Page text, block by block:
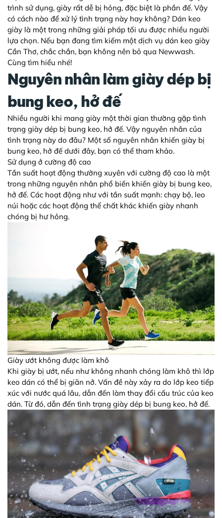
trình sử dụng, giày rất dễ bị hỏng, đặc biệt là phần đế. Vậy
có cách nào để xử lý tình trạng này hay không? Dán keo
giày là một trong những giải pháp tối ưu được nhiều người
lựa chọn. Nếu bạn đang tìm kiếm một dịch vụ dán keo giày
Cần Thơ, chắc chắn, bạn không nên bỏ qua Newwash.
Cùng tìm hiểu nhé!
Nguyên nhân làm giày dép bị
bung keo, hở đế
Nhiều người khi mang giày một thời gian thường gặp tình
trạng giày dép bị bung keo, hở đế. Vậy nguyên nhân của
tình trạng này do đâu? Một số nguyên nhân khiến giày bị
bung keo, hở đế dưới đây, bạn có thể tham khảo.
Sử dụng ở cường độ cao
Tần suất hoạt động thường xuyên với cường độ cao là một
trong những nguyên nhân phổ biến khiến giày bị bung keo,
hở đế. Các hoạt động như với tần suất mạnh: chạy bộ, leo
núi hoặc các hoạt động thể chất khác khiến giày nhanh
chóng bị hư hỏng.
Giày ướt không được làm khô
Khi giày bị ướt, nếu như không nhanh chóng làm khô thì lớp
keo dán có thể bị giãn nở. Vấn đề này xảy ra do lớp keo tiếp
xúc với nước quá lâu, dẫn đến làm thay đổi cấu trúc của keo
dán. Từ đó, dẫn đến tình trạng giày dép bị bung keo, hở đế.